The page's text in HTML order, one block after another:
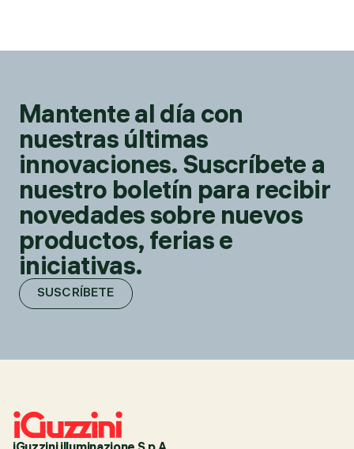
Mantente al día con
nuestras últimas
innovaciones. Suscríbete a
nuestro boletín para recibir
novedades sobre nuevos
productos, ferias e
iniciativas.
SUSCRÍBETE